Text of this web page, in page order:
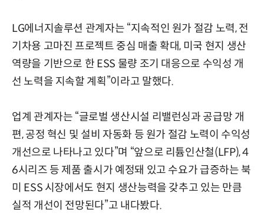
LG에너지솔루션 관계자는 “지속적인 원가 절감 노력, 전
기차용 고마진 프로젝트 중심 매출 확대, 미국 현지 생산
역량을 기반으로 한 ESS 물량 조기 대응으로 수익성 개
선 노력을 지속할 계획”이라고 말했다.
업계 관계자는 “글로벌 생산시설 리밸런싱과 공급망 개
편, 공정 혁신 및 설비 자동화 등 원가 절감 노력이 수익성
개선으로 나타나고 있다”며 “앞으로 리튬인산철(LFP), 4
6시리즈 등 제품 출시가 예정돼 있고 수요가 급증하는 북
미 ESS 시장에서도 현지 생산능력을 갖추고 있는 만큼
실적 개선이 전망된다”고 내다봤다.